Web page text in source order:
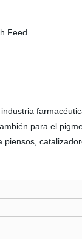
para el